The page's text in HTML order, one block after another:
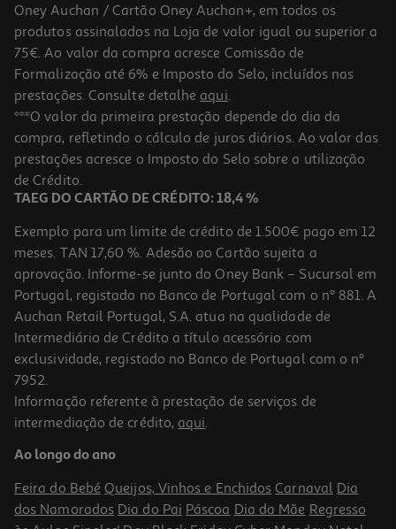
-10%
5.0
Livro Bluey: O Xilofone Mágico
16.61 €/un
18,45 € PVP de editor
16,61 €
-19%
Livro Ursito Tito Vamos Ao Espaço!
8.01 €/un
PVP de editor
8,01 €
Oney Auchan / Cartão Oney Auchan+, em todos os
produtos assinalados na Loja de valor igual ou superior a
75€. Ao valor da compra acresce Comissão de
Formalização até 6% e Imposto do Selo, incluídos nas
prestações. Consulte detalhe aqui.
***O valor da primeira prestação depende do dia da
compra, refletindo o cálculo de juros diários. Ao valor das
prestações acresce o Imposto do Selo sobre a utilização
de Crédito.
TAEG DO CARTÃO DE CRÉDITO: 18,4 %
Exemplo para um limite de crédito de 1.500€ pago em 12
meses. TAN 17,60 %. Adesão ao Cartão sujeita a
aprovação. Informe-se junto do Oney Bank – Sucursal em
Portugal, registado no Banco de Portugal com o nº 881. A
Auchan Retail Portugal, S.A. atua na qualidade de
Intermediário de Crédito a título acessório com
exclusividade, registado no Banco de Portugal com o nº
7952.
Informação referente à prestação de serviços de
intermediação de crédito, aqui.
Ao longo do ano
Feira do Bebé Queijos, Vinhos e Enchidos Carnaval Dia
dos Namorados Dia do Pai Páscoa Dia da Mãe Regresso